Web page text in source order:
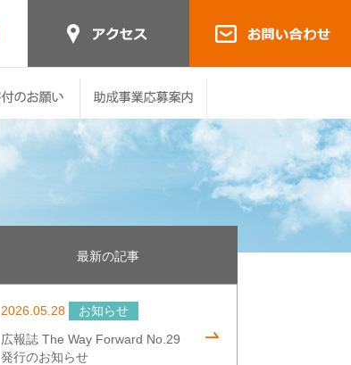
最新の記事
2026.05.28
お知らせ
広報誌 The Way Forward No.29
発行のお知らせ